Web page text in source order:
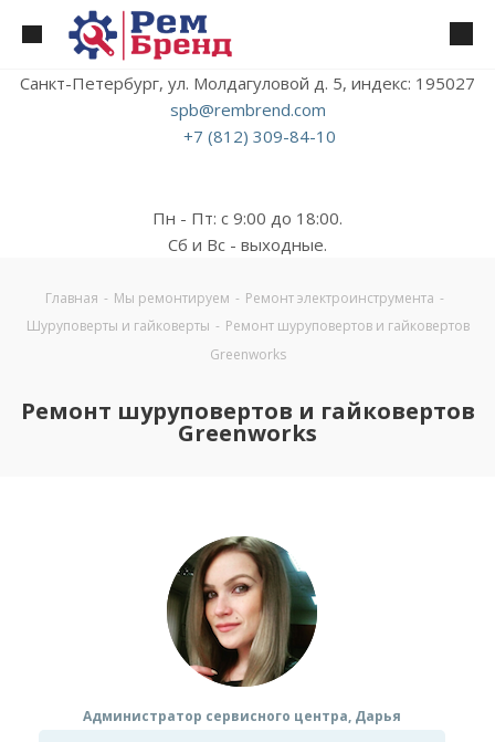
Санкт-Петербург, ул. Молдагуловой д. 5, индекс: 195027
spb@rembrend.com
+7 (812) 309-84-10
Пн - Пт: с 9:00 до 18:00.
Сб и Вс - выходные.
Главная - Мы ремонтируем - Ремонт электроинструмента -
Шуруповерты и гайковерты - Ремонт шуруповертов и гайковертов
Greenworks
Ремонт шуруповертов и гайковертов
Greenworks
Администратор сервисного центра, Дарья